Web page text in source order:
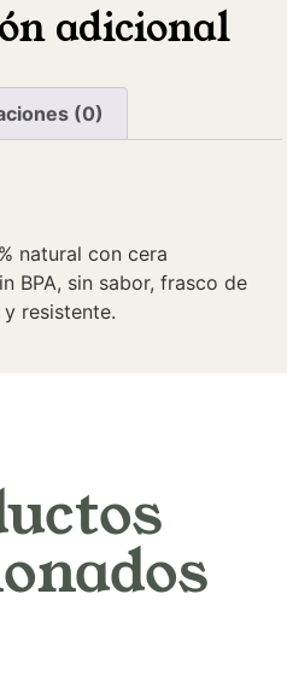
adicional
(0)
natural con cera
BPA, sin sabor, frasco de
resistente.